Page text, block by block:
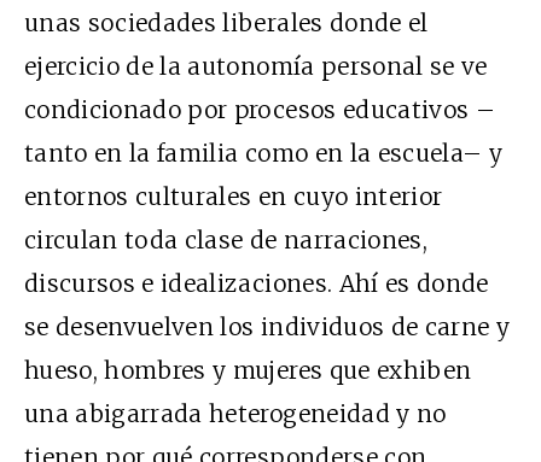
unas sociedades liberales donde el
ejercicio de la autonomía personal se ve
condicionado por procesos educativos –
tanto en la familia como en la escuela– y
entornos culturales en cuyo interior
circulan toda clase de narraciones,
discursos e idealizaciones. Ahí es donde
se desenvuelven los individuos de carne y
hueso, hombres y mujeres que exhiben
una abigarrada heterogeneidad y no